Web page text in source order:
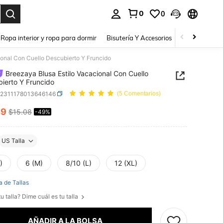
0 0
Ropa interior y ropa para dormir Bisutería Y Accesorios Zapatos
Con Cuello Descubierto Y Fruncido
Breezaya Blusa Estilo Vacacional Con Cuello
Y Fruncido
(5 Comentarios)
AND AVAILABILITY
$15.08 -49%
US Talla
6 (M) 8/10 (L) 12 (XL)
de Tallas
talla? Dime cuál es tu talla
AÑADIR A LA BOLSA